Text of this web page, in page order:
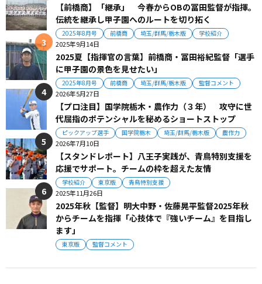
【前橋商】「継承」 今春からOBの冨田監督が指揮。
伝統を継承し甲子園へのルートを切り拓く
2025年8月号 前橋商 埼玉/群馬/栃木版 学校紹介
2025年9月14日
2025夏【指揮官の言葉】前橋商・冨田裕紀監督「選手
に甲子園の景色を見せたい」
2025年8月号 前橋商 埼玉/群馬/栃木版 監督コメント
2026年5月27日
【プロ注目】国学院栃木・農作力（３年） 攻守に世
代屈指のポテンシャルを秘めるショートストップ
ピックアップ選手 国学院栃木 埼玉/群馬/栃木版 農作力
2026年7月10日
【スタンドレポート】八王子実践が、青鳥特別支援を
応援でサポート。チームの枠を超えた友情
学校紹介 東京版 青鳥特別支援
2025年11月26日
2025年秋【監督】明大中野・佐藤晃平監督2025年秋
からチームを指揮「心技体で『強いチーム』を目指し
ます」
東京版 監督コメント